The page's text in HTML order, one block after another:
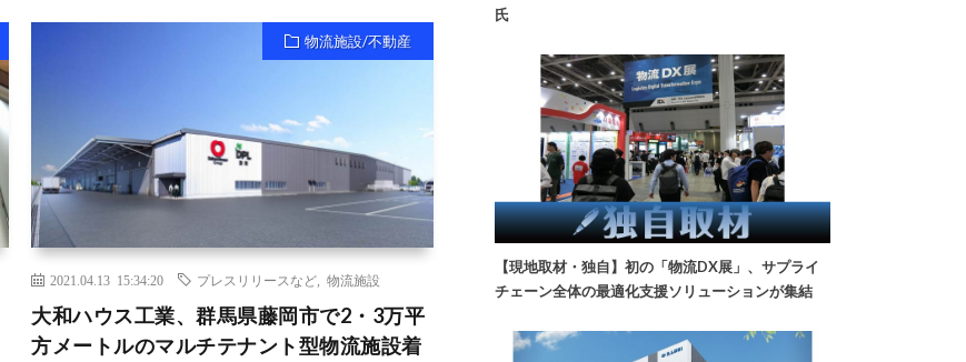
物流施設/不動産
2021.04.13 15:34:20 プレスリリースなど ,物流施設
大和ハウス工業、群馬県藤岡市で2・3万平
方メートルのマルチテナント型物流施設着
氏
【現地取材・独自】初の「物流DX展」、サプライ
チェーン全体の最適化支援ソリューションが集結